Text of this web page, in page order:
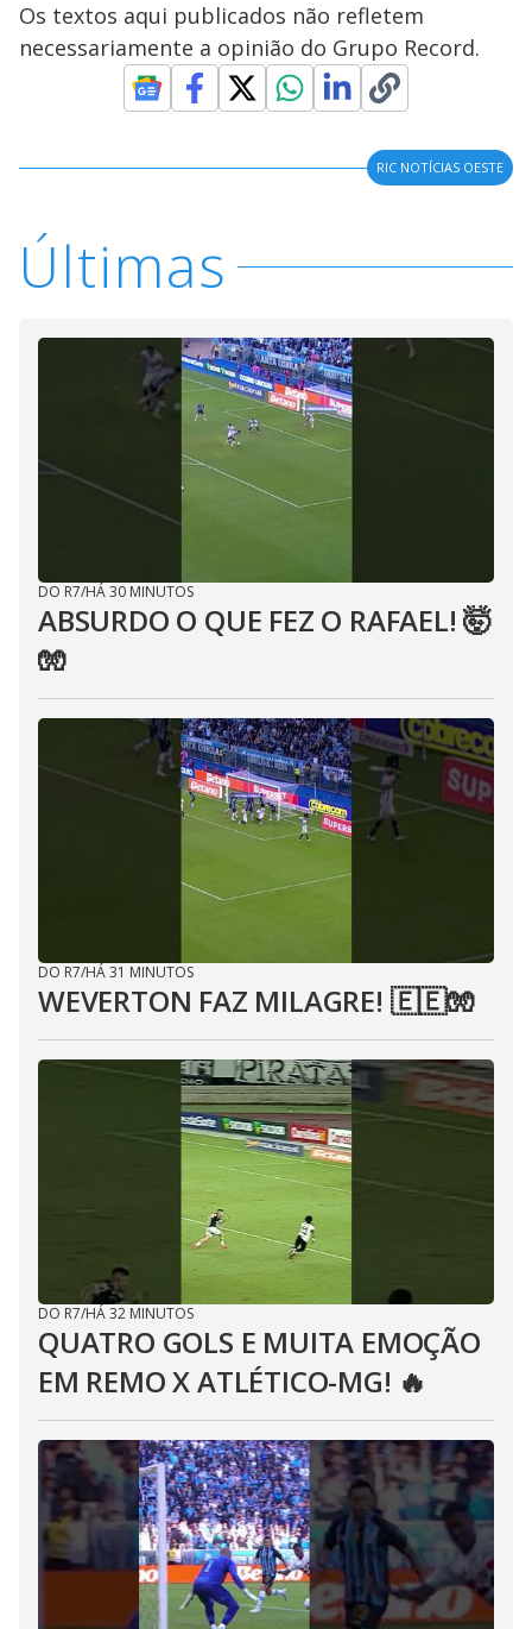
Os textos aqui publicados não refletem
necessariamente a opinião do Grupo Record.
RIC NOTÍCIAS OESTE
Últimas
DO R7/HÁ 30 MINUTOS
ABSURDO O QUE FEZ O RAFAEL! 🤯
🧤
DO R7/HÁ 31 MINUTOS
WEVERTON FAZ MILAGRE! 🇪🇪🧤
DO R7/HÁ 32 MINUTOS
QUATRO GOLS E MUITA EMOÇÃO
EM REMO X ATLÉTICO-MG! 🔥